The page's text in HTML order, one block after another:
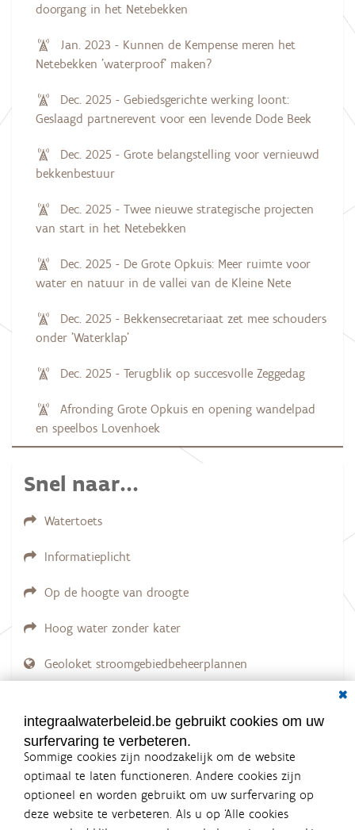
doorgang in het Netebekken
Jan. 2023 - Kunnen de Kempense meren het
Netebekken 'waterproof' maken?
Dec. 2025 - Gebiedsgerichte werking loont:
Geslaagd partnerevent voor een levende Dode Beek
Dec. 2025 - Grote belangstelling voor vernieuwd
bekkenbestuur
Dec. 2025 - Twee nieuwe strategische projecten
van start in het Netebekken
Dec. 2025 - De Grote Opkuis: Meer ruimte voor
water en natuur in de vallei van de Kleine Nete
Dec. 2025 - Bekkensecretariaat zet mee schouders
onder 'Waterklap'
Dec. 2025 - Terugblik op succesvolle Zeggedag
Afronding Grote Opkuis en opening wandelpad
en speelbos Lovenhoek
Snel naar...
Watertoets
Informatieplicht
Op de hoogte van droogte
Hoog water zonder kater
Geoloket stroomgebiedbeheerplannen
LOGIN VEREIST
integraalwaterbeleid.be gebruikt cookies om uw
surfervaring te verbeteren.
Sommige cookies zijn noodzakelijk om de website
optimaal te laten functioneren. Andere cookies zijn
optioneel en worden gebruikt om uw surfervaring op
deze website te verbeteren. Als u op ‘Alle cookies
Integraalwaterbeleid.be is een
officiële website van de Vlaamse